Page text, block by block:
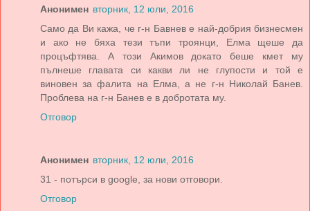
Анонимен вторник, 12 юли, 2016
Само да Ви кажа, че г-н Бавнев е най-добрия бизнесмен
и ако не бяха тези тъпи троянци, Елма щеше да
процъфтява. А този Акимов докато беше кмет му
пълнеше главата си какви ли не глупости и той е
виновен за фалита на Елма, а не г-н Николай Банев.
Проблева на г-н Банев е в добротата му.
Отговор
Анонимен вторник, 12 юли, 2016
31 - потърси в google, за нови отговори.
Отговор